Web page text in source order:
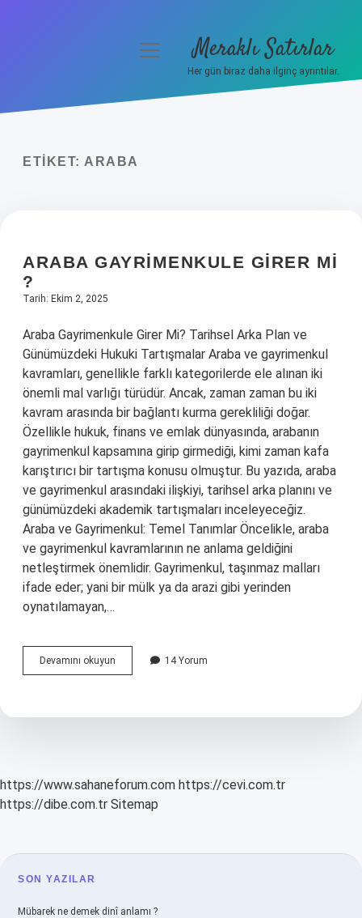
menüyü
Meraklı Satırlar
Her gün biraz daha ilginç ayrıntılar.
ETIKET: ARABA
ARABA GAYRIMENKULE GIRER MI
?
Tarih: Ekim 2, 2025
Araba Gayrimenkule Girer Mi? Tarihsel Arka Plan ve
Günümüzdeki Hukuki Tartışmalar Araba ve gayrimenkul
kavramları, genellikle farklı kategorilerde ele alınan iki
önemli mal varlığı türüdür. Ancak, zaman zaman bu iki
kavram arasında bir bağlantı kurma gerekliliği doğar.
Özellikle hukuk, finans ve emlak dünyasında, arabanın
gayrimenkul kapsamına girip girmediği, kimi zaman kafa
karıştırıcı bir tartışma konusu olmuştur. Bu yazıda, araba
ve gayrimenkul arasındaki ilişkiyi, tarihsel arka planını ve
günümüzdeki akademik tartışmaları inceleyeceğiz.
Araba ve Gayrimenkul: Temel Tanımlar Öncelikle, araba
ve gayrimenkul kavramlarının ne anlama geldiğini
netleştirmek önemlidir. Gayrimenkul, taşınmaz malları
ifade eder; yani bir mülk ya da arazi gibi yerinden
oynatılamayan,…
Devamını okuyun
gayrimenkule
?
14 Yorum
https://www.sahaneforum.com https://cevi.com.tr
https://dibe.com.tr Sitemap
SIDEBAR
SON YAZILAR
Mübarek ne demek dinî anlamı ?